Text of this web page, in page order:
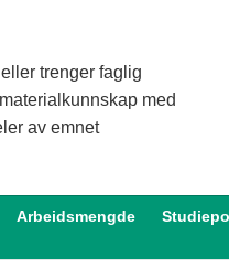
trenger faglig
med
av emnet
Arbeidsmengde